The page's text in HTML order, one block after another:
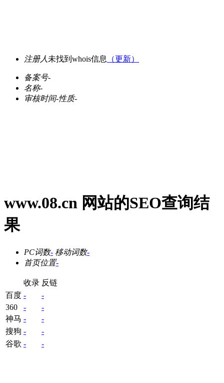
注册人 未找到whois信息 （更新）
备案号-
名称-
审核时间-性质-
www.08.cn 网站的SEO查询结
果
PC词数- 移动词数-
首页位置-
收录 反链
百度 -
-
360
-
-
神马 -
-
搜狗 -
-
谷歌 - -